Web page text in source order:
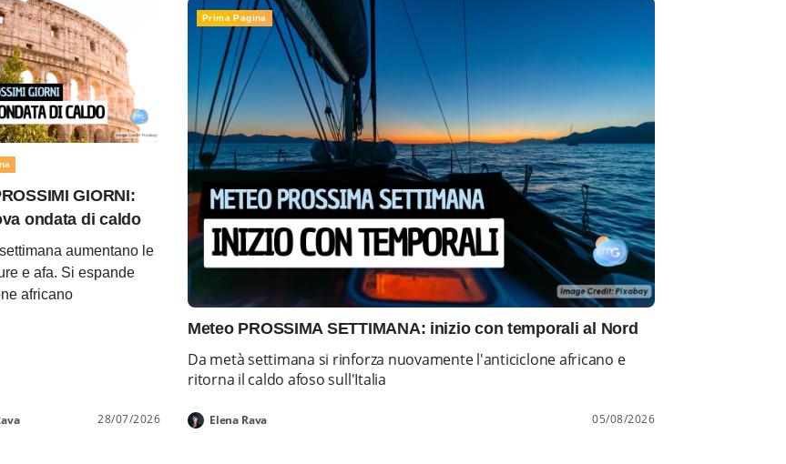
GIORNI:
ondata di caldo
aumentano le
e afa. Si espande
africano
28/07/2026
Prima Pagina
Meteo PROSSIMA SETTIMANA: inizio con temporali al Nord
Da metà settimana si rinforza nuovamente l'anticiclone africano e
ritorna il caldo afoso sull'Italia
Elena Rava 05/08/2026